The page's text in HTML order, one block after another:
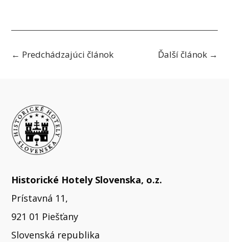
← Predchádzajúci článok Ďalší článok→
Historické Hotely Slovenska, o.z.
Prístavná 11,
921 01 Piešťany
Slovenská republika